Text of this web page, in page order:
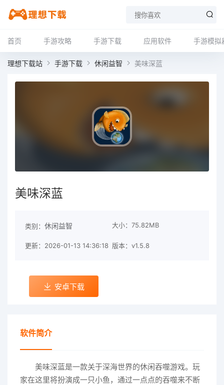
首页 手游攻略 手游下载 应用软件 手游模拟
理想下载站 手游下载 休闲益智 美味深蓝
美味深蓝
类别： 休闲益智 大小：75.82MB
更新：2026-01-13 14:36:18 版本：v1.5.8
安卓下载
软件简介
美味深蓝是一款关于深海世界的休闲吞噬游戏。玩
家在这里将扮演成一只小鱼，通过一点点的吞噬来不断